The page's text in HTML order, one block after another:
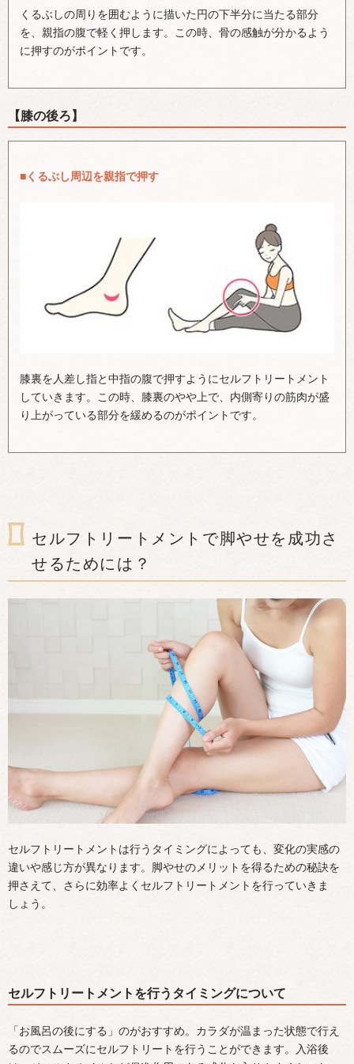
くるぶしの周りを囲むように描いた円の下半分に当たる部分
を、親指の腹で軽く押します。この時、骨の感触が分かるよう
に押すのがポイントです。
【膝の後ろ】
■くるぶし周辺を親指で押す
膝裏を人差し指と中指の腹で押すようにセルフトリートメント
していきます。この時、膝裏のやや上で、内側寄りの筋肉が盛
り上がっている部分を緩めるのがポイントです。
セルフトリートメントで脚やせを成功さ
せるためには？
セルフトリートメントは行うタイミングによっても、変化の実感の
違いや感じ方が異なります。脚やせのメリットを得るための秘訣を
押さえて、さらに効率よくセルフトリートメントを行っていきま
しょう。
セルフトリートメントを行うタイミングについて
「お風呂の後にする」のがおすすめ。カラダが温まった状態で行え
るのでスムーズにセルフトリートを行うことができます。入浴後